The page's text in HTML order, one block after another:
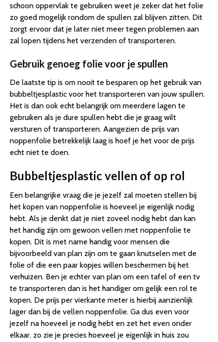
schoon oppervlak te gebruiken weet je zeker dat het folie
zo goed mogelijk rondom de spullen zal blijven zitten. Dit
zorgt ervoor dat je later niet meer tegen problemen aan
zal lopen tijdens het verzenden of transporteren.
Gebruik genoeg folie voor je spullen
De laatste tip is om nooit te besparen op het gebruik van
bubbeltjesplastic voor het transporteren van jouw spullen.
Het is dan ook echt belangrijk om meerdere lagen te
gebruiken als je dure spullen hebt die je graag wilt
versturen of transporteren. Aangezien de prijs van
noppenfolie betrekkelijk laag is hoef je het voor de prijs
echt niet te doen.
Bubbeltjesplastic vellen of op rol
Een belangrijke vraag die je jezelf zal moeten stellen bij
het kopen van noppenfolie is hoeveel je eigenlijk nodig
hebt. Als je denkt dat je niet zoveel nodig hebt dan kan
het handig zijn om gewoon vellen met noppenfolie te
kopen. Dit is met name handig voor mensen die
bijvoorbeeld van plan zijn om te gaan knutselen met de
folie of die een paar kopjes willen beschermen bij het
verhuizen. Ben je echter van plan om een tafel of een tv
te transporteren dan is het handiger om gelijk een rol te
kopen. De prijs per vierkante meter is hierbij aanzienlijk
lager dan bij de vellen noppenfolie. Ga dus even voor
jezelf na hoeveel je nodig hebt en zet het even onder
elkaar, zo zie je precies hoeveel je eigenlijk in huis zou